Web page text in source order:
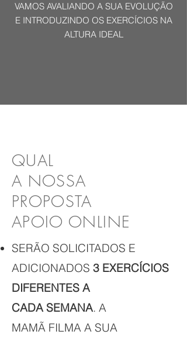
VAMOS AVALIANDO A SUA EVOLUÇÃO
E INTRODUZINDO OS EXERCÍCIOS NA
ALTURA IDEAL
QUAL
A NOSSA
PROPOSTA
APOIO ONLINE
SERÃO SOLICITADOS E
ADICIONADOS 3 EXERCÍCIOS
DIFERENTES A
CADA SEMANA. A
MAMÃ FILMA A SUA